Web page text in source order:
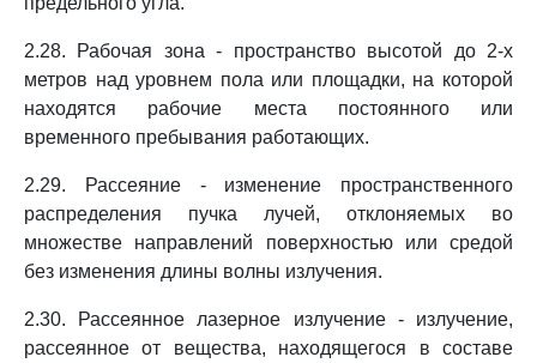
2.28. Рабочая зона - пространство высотой до 2-х
метров над уровнем пола или площадки, на которой
находятся рабочие места постоянного или
временного пребывания работающих.
2.29. Рассеяние - изменение пространственного
распределения пучка лучей, отклоняемых во
множестве направлений поверхностью или средой
без изменения длины волны излучения.
2.30. Рассеянное лазерное излучение - излучение,
рассеянное от вещества, находящегося в составе